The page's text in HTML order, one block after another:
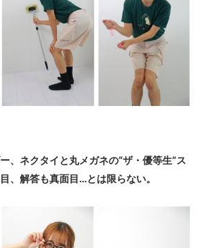
、ネクタイと丸メガネの“ザ・優等生”ス
、解答も真面目…とは限らない。